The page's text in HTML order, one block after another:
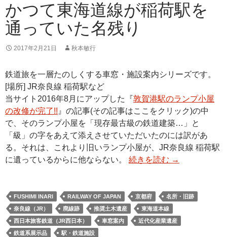
かつて東海道線が稲荷駅を
通っていた名残り
2017年2月21日 秋本敏行
鉄道旅を一層たのしくする車窓・施設案内シリーズです。
[場所] JR奈良線 稲荷駅など
当サイト2016年8月にアップした『敦賀港駅のランプ小屋
の改修が完了!! 』の記事(その記事はここをクリック)の中
で、そのランプ小屋を「現存最古級の鉄道建築…」と
「級」の字をあえて添えさせていただいたのには訳があ
る。それは、これより旧いランプ小屋が、JR奈良線 稲荷駅
に遺っているからに他ならない。 続きを読む →
FUSHIMI INARI RAILWAY OF JAPAN 京都府
名所・旧跡
奈良線（JR）
廃線跡 推奨土木遺産
東海道本線
西日本旅客鉄道（JR西日本）
車窓案内
近代化産業遺産
鉄道系展示品
駅・鉄道施設